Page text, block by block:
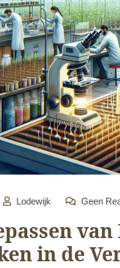
Lodewijk Geen
in de